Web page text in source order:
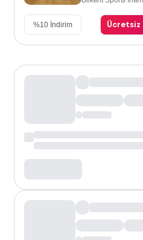
%10 İndirim Ücretsiz